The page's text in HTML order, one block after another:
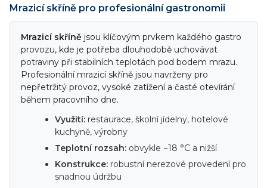
p
r
v
k
y
v
ý
s
á
Mrazicí skříně pro profesionální gastronomii
Mrazicí skříně jsou klíčovým prvkem každého gastro
provozu, kde je potřeba dlouhodobě uchovávat
potraviny při stabilních teplotách pod bodem mrazu.
Profesionální mrazicí skříně jsou navrženy pro
nepřetržitý provoz, vysoké zatížení a časté otevírání
během pracovního dne.
Využití:restaurace, školní jídelny, hotelové
kuchyně, výrobny
Teplotní rozsah:obvykle −18 °C a nižší
Konstrukce:robustní nerezové provedení pro
snadnou údržbu